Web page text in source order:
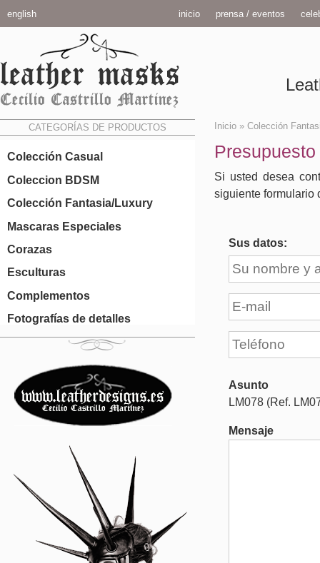
english inicio prensa / eventos
CATEGORÍAS DE PRODUCTOS
Colección Casual
Coleccion BDSM
Colección Fantasia/Luxury
Mascaras Especiales
Corazas
Esculturas
Complementos
Fotografías de detalles
Inicio » Colección
Si usted desea
siguiente formulario
Sus datos:
Asunto
LM078 (Ref.
Mensaje